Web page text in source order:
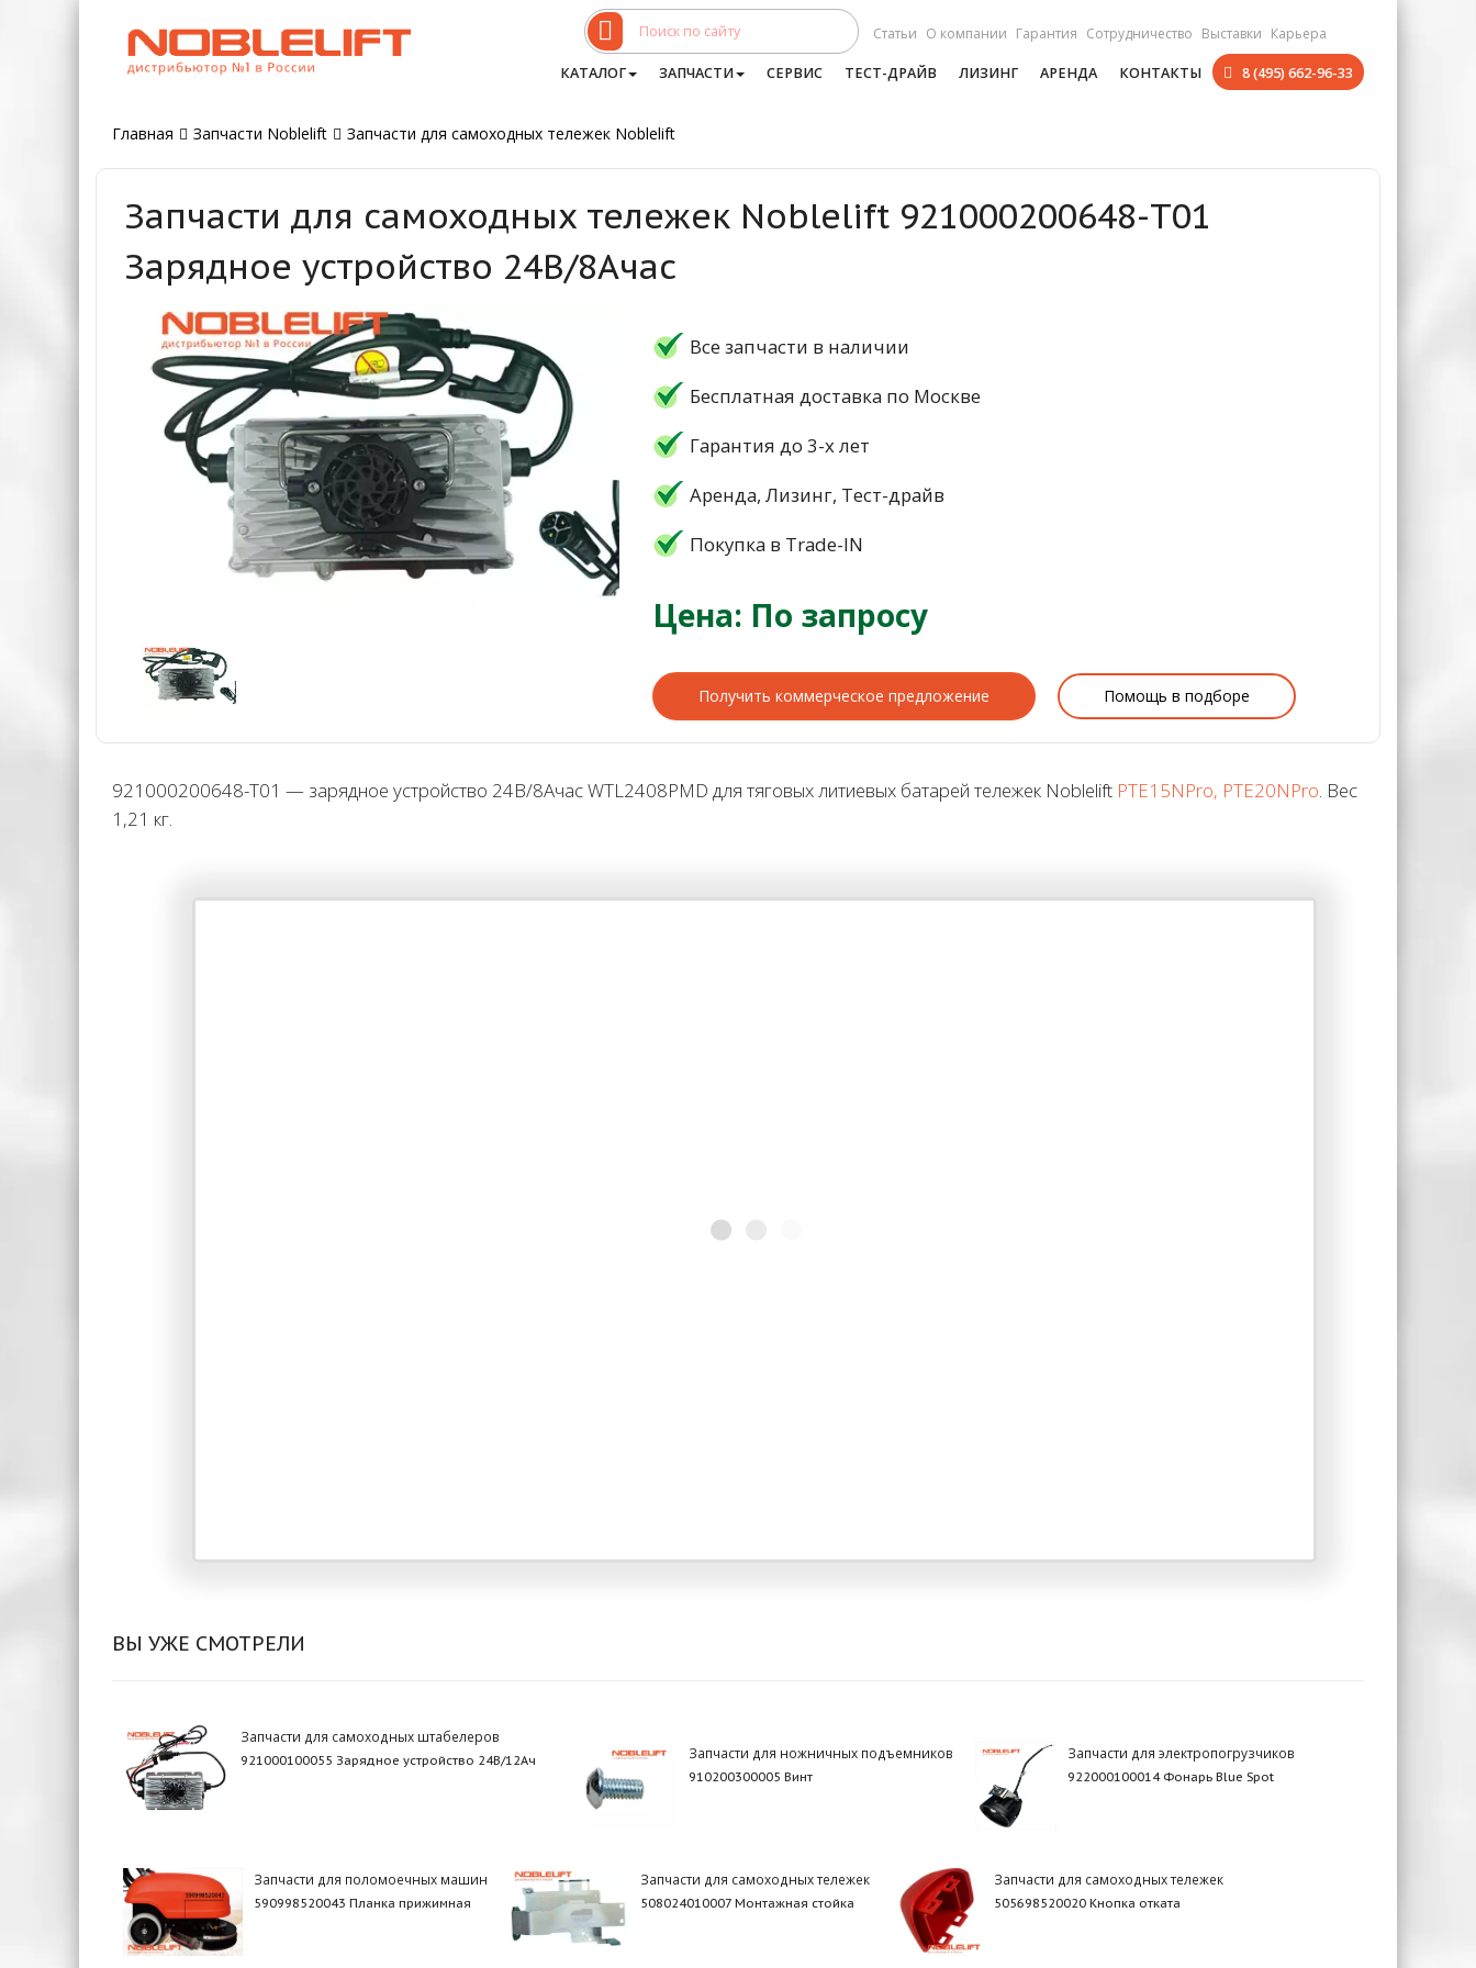
Статьи О компании Гарантия Сотрудничество Выставки Карьера
КАТАЛОГ ЗАПЧАСТИ СЕРВИС ТЕСТ-ДРАЙВ ЛИЗИНГ АРЕНДА КОНТАКТЫ 8 (495) 662-96-33
Главная Запчасти Noblelift Запчасти для самоходных тележек Noblelift
Запчасти для самоходных тележек Noblelift 921000200648-T01
Зарядное устройство 24В/8Ачас
Все запчасти в наличии
Бесплатная доставка по Москве
Гарантия до 3-х лет
Аренда, Лизинг, Тест-драйв
Покупка в Trade-IN
Цена: По запросу
Получить коммерческое предложение Помощь в подборе
921000200648-T01 — зарядное устройство 24В/8Ачас WTL2408PMD для тяговых литиевых батарей тележек Noblelift PTE15NPro, PTE20NPro. Вес
1,21 кг.
ВЫ УЖЕ СМОТРЕЛИ
Запчасти для самоходных штабелеров
921000100055 Зарядное устройство 24В/12Ач Запчасти для ножничных подъемников
910200300005 Винт
Запчасти для электропогрузчиков
922000100014 Фонарь Blue Spot
Запчасти для поломоечных машин
590998520043 Планка прижимная
Запчасти для самоходных тележек
508024010007 Монтажная стойка
Запчасти для самоходных тележек
505698520020 Кнопка отката